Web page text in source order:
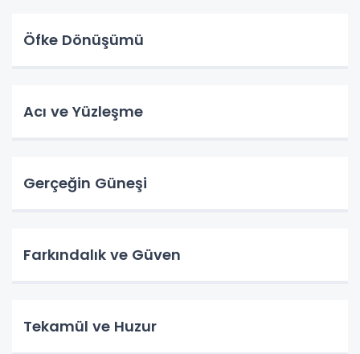
Öfke Dönüşümü
Acı ve Yüzleşme
Gerçeğin Güneşi
Farkındalık ve Güven
Tekamül ve Huzur